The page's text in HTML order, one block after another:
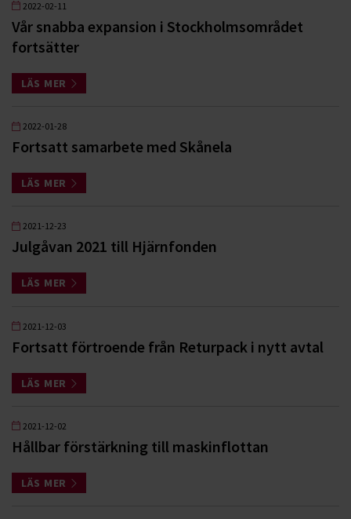
2022-02-11
Vår snabba expansion i Stockholmsområdet
fortsätter
LÄS MER
2022-01-28
Fortsatt samarbete med Skånela
LÄS MER
2021-12-23
Julgåvan 2021 till Hjärnfonden
LÄS MER
2021-12-03
Fortsatt förtroende från Returpack i nytt avtal
LÄS MER
2021-12-02
Hållbar förstärkning till maskinflottan
LÄS MER